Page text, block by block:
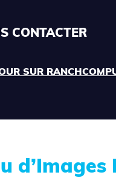
CONTACTER
SUR
d’Images